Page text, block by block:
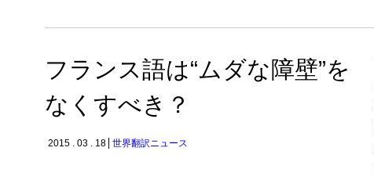
フランス語は“ムダな障壁”を
なくすべき？
2015 . 03 . 18 世界翻訳ニュース